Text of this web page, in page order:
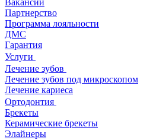
Вакансии
Партнерство
Программа лояльности
ДМС
Гарантия
Услуги
Лечение зубов
Лечение зубов под микроскопом
Лечение кариеса
Ортодонтия
Брекеты
Керамические брекеты
Элайнеры